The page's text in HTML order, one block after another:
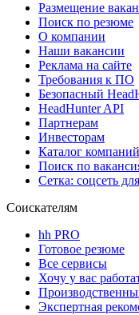
Размещение
Поиск по резюме
О компании
Наши вакансии
Реклама на сайте
Требования к ПО
Безопасный
HeadHunter API
Партнерам
Инвесторам
Каталог компаний
Поиск по
Сетка: соцсеть
Соискателям
hh PRO
Готовое резюме
Все сервисы
Хочу у вас
Экспертная